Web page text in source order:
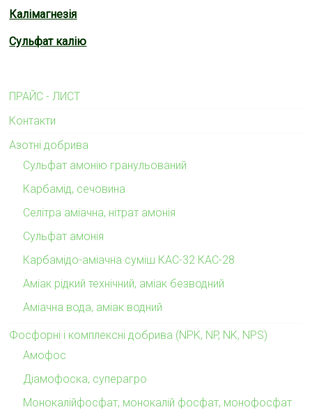
Калімагнезія
Сульфат калію
ПРАЙС - ЛИСТ
Контакти
Азотні добрива
Сульфат амонію гранульований
Карбамід, сечовина
Селітра аміачна, нітрат амонія
Сульфат амонія
Карбамідо-аміачна суміш КАС-32 КАС-28
Аміак рідкий технічний, аміак безводний
Аміачна вода, аміак водний
Фосфорні і комплексні добрива (NPK, NP, NK, NPS)
Амофос
Діамофоска, суперагро
Монокалійфосфат, монокалій фосфат, монофосфат